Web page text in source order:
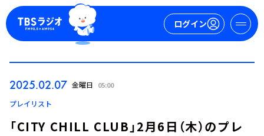
ログイン
2025.02.07 金曜日 05:00
プレイリスト
「CITY CHILL CLUB」2月6日（木）のプレ